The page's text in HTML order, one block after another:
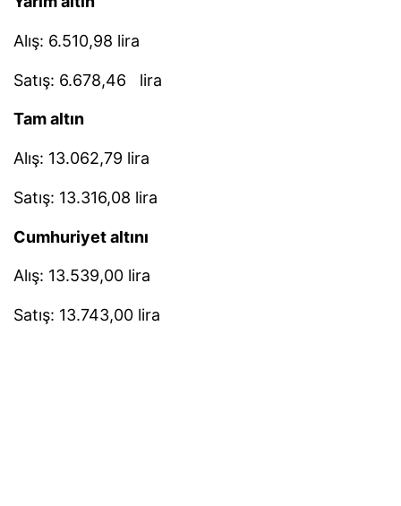
Alış: 6.510,98 lira
Satış: 6.678,46 lira
Tam altın
Alış: 13.062,79 lira
Satış: 13.316,08 lira
Cumhuriyet altını
Alış: 13.539,00 lira
Satış: 13.743,00 lira